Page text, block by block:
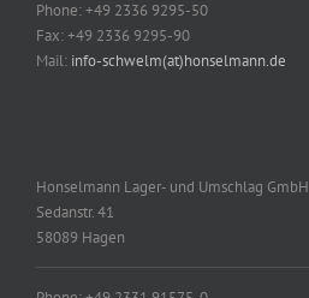
Phone: +49 2336 9295-50
Fax: +49 2336 9295-90
Mail: info-schwelm(at)honselmann.de
Honselmann Lager- und Umschlag GmbH
Sedanstr. 41
58089 Hagen